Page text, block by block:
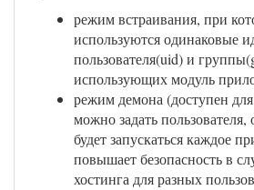
режим встраивания, при
используются одинаковые
пользователя(uid) и
использующих модуль
режим демона (доступен
можно задать
будет запускаться каждое
повышает безопасность в
хостинга для разных